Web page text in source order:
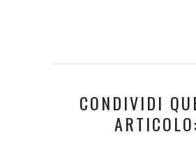
CONDIVIDI
ARTICOLO: